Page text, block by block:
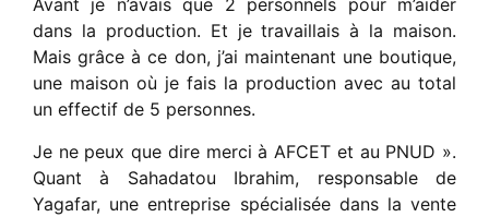
Avant je n’avais que 2 personnels pour m’aider
dans la production. Et je travaillais à la maison.
Mais grâce à ce don, j’ai maintenant une boutique,
une maison où je fais la production avec au total
un effectif de 5 personnes.
Je ne peux que dire merci à AFCET et au PNUD ».
Quant à Sahadatou Ibrahim, responsable de
Yagafar, une entreprise spécialisée dans la vente